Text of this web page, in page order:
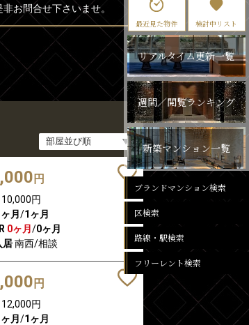
お問合せ下さいませ。
円
円
月/1ヶ月
0ヶ月/0ヶ月
居南西/相談
円
円
月/1ヶ月
最近見た物件 検討中リスト
リアルタイム更新一覧
週間／閲覧ランキング
新築マンション一覧
ブランドマンション検索
区検索
路線・駅検索
フリーレント検索